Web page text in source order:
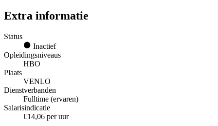
Extra informatie
Status
Inactief
Opleidingsniveaus
HBO
Plaats
VENLO
Dienstverbanden
Fulltime (ervaren)
Salarisindicatie
€14,06 per uur